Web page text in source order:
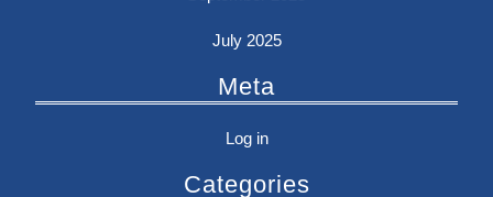
July 2025
Meta
Log in
Categories